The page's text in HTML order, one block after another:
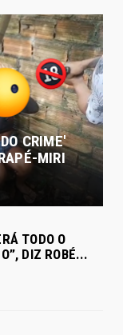
CRIME'
MIRI
TODO O
DIZ ROBÉ...